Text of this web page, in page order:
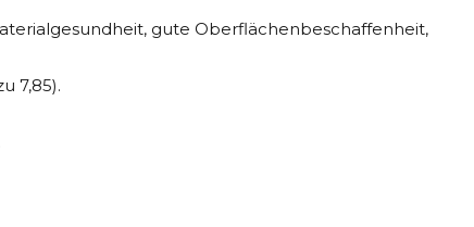
gute Oberflächenbeschaffenheit,
7,85).